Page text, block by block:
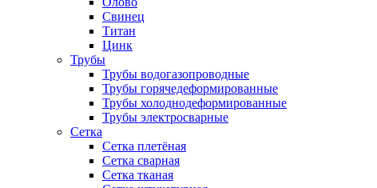
Свинец
Титан
Цинк
Трубы
Трубы водогазопроводные
Трубы горячедеформированные
Трубы холоднодеформированные
Трубы электросварные
Сетка
Сетка плетёная
Сетка сварная
Сетка тканая